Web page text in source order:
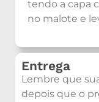
tendo a capa
no malote e
Entrega
Lembre que
depois que o